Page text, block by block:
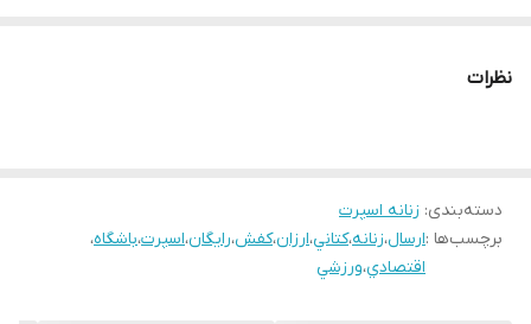
نظرات
دسته‌بندی: زنانه اسپرت
برچسب‌ها :ارسال،زنانه،كتاني،ارزان،كفش،رايگان،اسپرت،باشگاه،
اقتصادي،ورزشي